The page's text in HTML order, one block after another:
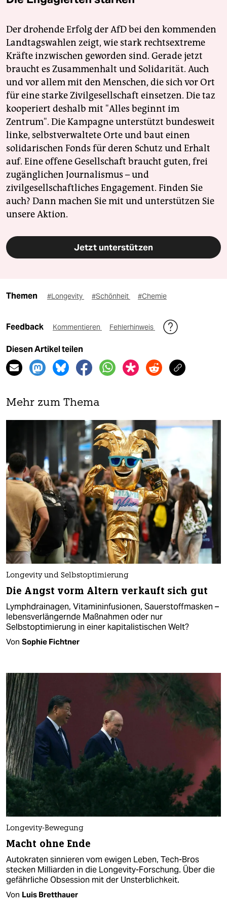
Der drohende Erfolg der AfD bei den kommenden
Landtagswahlen zeigt, wie stark rechtsextreme
Kräfte inzwischen geworden sind. Gerade jetzt
braucht es Zusammenhalt und Solidarität. Auch
und vor allem mit den Menschen, die sich vor Ort
für eine starke Zivilgesellschaft einsetzen. Die taz
kooperiert deshalb mit "Alles beginnt im
Zentrum". Die Kampagne unterstützt bundesweit
linke, selbstverwaltete Orte und baut einen
solidarischen Fonds für deren Schutz und Erhalt
auf. Eine offene Gesellschaft braucht guten, frei
zugänglichen Journalismus – und
zivilgesellschaftliches Engagement. Finden Sie
auch? Dann machen Sie mit und unterstützen Sie
unsere Aktion.
Jetzt unterstützen
Themen #Longevity #Schönheit #Chemie
Feedback Kommentieren Fehlerhinweis
Diesen Artikel teilen
Mehr zum Thema
Longevity und Selbstoptimierung
Die Angst vorm Altern verkauft sich gut
Lymphdrainagen, Vitamininfusionen, Sauerstoffmasken –
lebensverlängernde Maßnahmen oder nur
Selbstoptimierung in einer kapitalistischen Welt?
Von Sophie Fichtner
Longevity-Bewegung
Macht ohne Ende
Autokraten sinnieren vom ewigen Leben, Tech-Bros
stecken Milliarden in die Longevity-Forschung. Über die
gefährliche Obsession mit der Unsterblichkeit.
Von Luis Bretthauer